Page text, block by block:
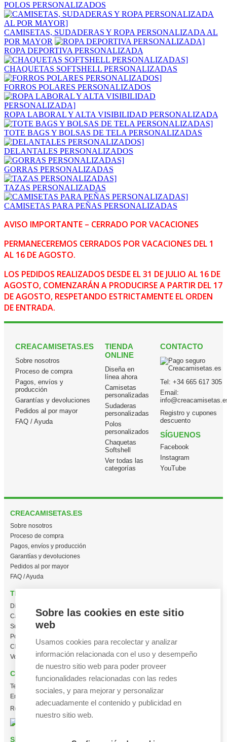
Sobre las cookies en este sitio
web
Usamos cookies para recolectar y analizar
información relacionada con el uso y desempeño
de nuestro sitio web para poder proveer
funcionalidades relacionadas con las redes
sociales, y para mejorar y personalizar
adecuadamente el contenido y publicidad en
nuestro sitio web.
POLOS PERSONALIZADOS
CAMISETAS, SUDADERAS Y ROPA PERSONALIZADA AL
POR MAYOR
ROPA DEPORTIVA PERSONALIZADA
CHAQUETAS SOFTSHELL PERSONALIZADAS
FORROS POLARES PERSONALIZADOS
ROPA LABORAL Y ALTA VISIBILIDAD PERSONALIZADA
TOTE BAGS Y BOLSAS DE TELA PERSONALIZADAS
DELANTALES PERSONALIZADOS
GORRAS PERSONALIZADAS
TAZAS PERSONALIZADAS
CAMISETAS PARA PEÑAS PERSONALIZADAS
AVISO IMPORTANTE – CERRADO POR VACACIONES
PERMANECEREMOS CERRADOS POR VACACIONES DEL 1
AL 16 DE AGOSTO.
LOS PEDIDOS REALIZADOS DESDE EL 31 DE JULIO AL 16 DE
AGOSTO, COMENZARÁN A PRODUCIRSE A PARTIR DEL 17
DE AGOSTO, RESPETANDO ESTRICTAMENTE EL ORDEN
DE ENTRADA.
CREACAMISETAS.ES
Sobre nosotros
Proceso de compra
Pagos, envíos y
producción
Garantías y devoluciones
Pedidos al por mayor
FAQ / Ayuda
TIENDA
ONLINE
Diseña en
línea ahora
Camisetas
personalizadas
Sudaderas
personalizadas
Polos
personalizados
Chaquetas
Softshell
Ver todas las
categorías
CONTACTO
Tel: +34 665 617 305
Email:
Registro y cupones
descuento
SÍGUENOS
Facebook
Instagram
YouTube
CREACAMISETAS.ES
Sobre nosotros
Proceso de compra
Pagos, envíos y producción
Garantías y devoluciones
Pedidos al por mayor
FAQ / Ayuda
TIENDA ONLINE
Diseña en línea ahora
Camisetas personalizadas
Sudaderas personalizadas
Polos personalizados
Chaquetas Softshell
Ver todas las categorías
CONTACTO
Tel:
+34 665 617 305
Email:
info@creacamisetas.es
Registro y cupones descuento
SÍGUENOS